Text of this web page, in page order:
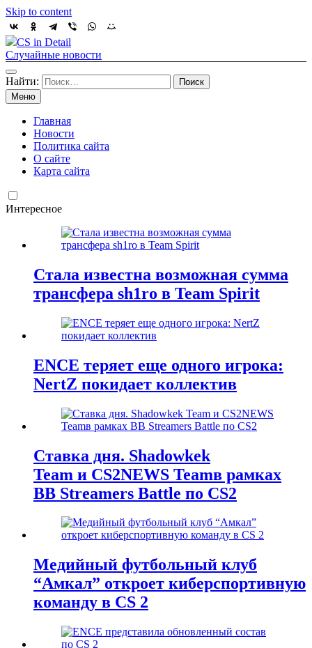
Skip to content
CS in Detail
Случайные новости
Найти:
Меню
Главная
Новости
Политика сайта
О сайте
Карта сайта
Интересное
Стала известна возможная сумма
трансфера sh1ro в Team Spirit
ENCE теряет еще одного игрока:
NertZ покидает коллектив
Ставка дня. Shadowkek
Team и CS2NEWS Teamв рамках
BB Streamers Battle по CS2
Медийный футбольный клуб
“Амкал” откроет киберспортивную
команду в CS 2